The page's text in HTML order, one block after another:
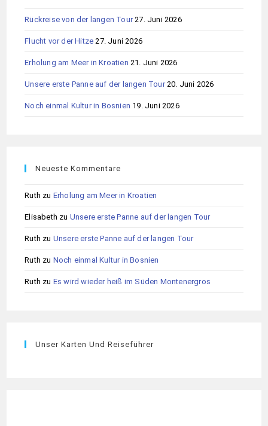
Rückreise von der langen Tour 27. Juni 2026
Flucht vor der Hitze 27. Juni 2026
Erholung am Meer in Kroatien 21. Juni 2026
Unsere erste Panne auf der langen Tour 20. Juni 2026
Noch einmal Kultur in Bosnien 19. Juni 2026
Neueste Kommentare
Ruth zu Erholung am Meer in Kroatien
Elisabeth zu Unsere erste Panne auf der langen Tour
Ruth zu Unsere erste Panne auf der langen Tour
Ruth zu Noch einmal Kultur in Bosnien
Ruth zu Es wird wieder heiß im Süden Montenergros
Unser Karten Und Reiseführer